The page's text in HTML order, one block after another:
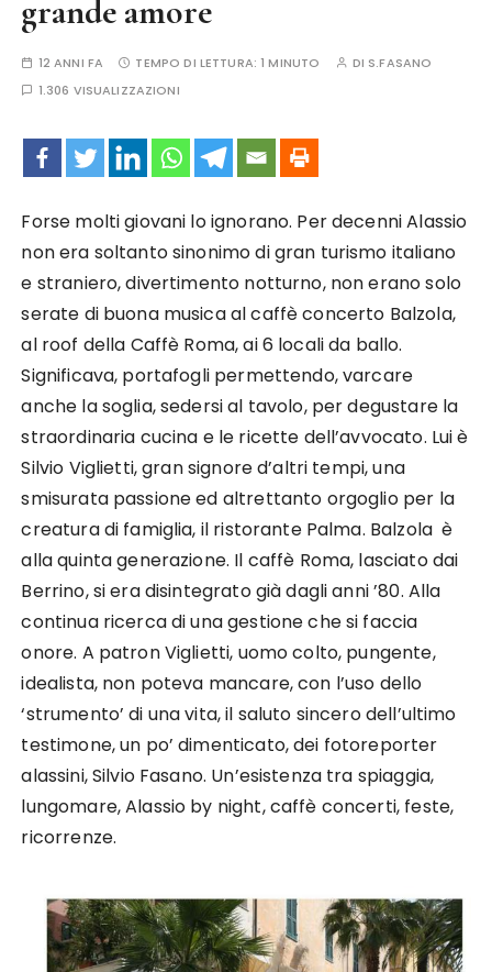
grande amore
12 ANNI FA TEMPO DI LETTURA:1 MINUTO DI S.FASANO
1.306 VISUALIZZAZIONI
Forse molti giovani lo ignorano. Per decenni Alassio
non era soltanto sinonimo di gran turismo italiano
e straniero, divertimento notturno, non erano solo
serate di buona musica al caffè concerto Balzola,
al roof della Caffè Roma, ai 6 locali da ballo.
Significava, portafogli permettendo, varcare
anche la soglia, sedersi al tavolo, per degustare la
straordinaria cucina e le ricette dell’avvocato. Lui è
Silvio Viglietti, gran signore d’altri tempi, una
smisurata passione ed altrettanto orgoglio per la
creatura di famiglia, il ristorante Palma. Balzola è
alla quinta generazione. Il caffè Roma, lasciato dai
Berrino, si era disintegrato già dagli anni ’80. Alla
continua ricerca di una gestione che si faccia
onore. A patron Viglietti, uomo colto, pungente,
idealista, non poteva mancare, con l’uso dello
‘strumento’ di una vita, il saluto sincero dell’ultimo
testimone, un po’ dimenticato, dei fotoreporter
alassini, Silvio Fasano. Un’esistenza tra spiaggia,
lungomare, Alassio by night, caffè concerti, feste,
ricorrenze.